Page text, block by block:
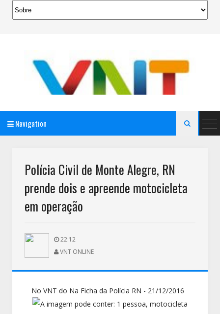
Navigation 
Polícia Civil de Monte Alegre, RN
prende dois e apreende motocicleta
em operação
22:12
VNT ONLINE
No VNT do Na Ficha da Polícia RN - 21/12/2016